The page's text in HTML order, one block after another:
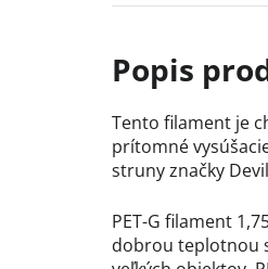
Tento filament je
prítomné
struny značky
PET-G filament
dobrou teplotnou